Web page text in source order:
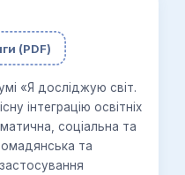
(PDF)
«Я досліджую світ.
інтеграцію освітніх
соціальна та
та